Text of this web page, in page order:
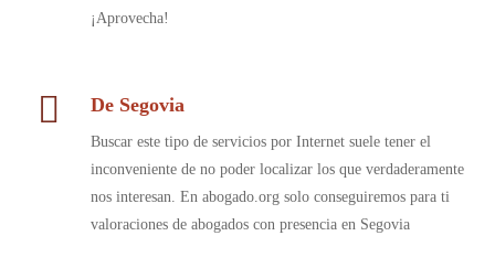
¡Aprovecha!
De Segovia
Buscar este tipo de servicios por Internet suele tener el
inconveniente de no poder localizar los que verdaderamente
nos interesan. En abogado.org solo conseguiremos para ti
valoraciones de abogados con presencia en Segovia